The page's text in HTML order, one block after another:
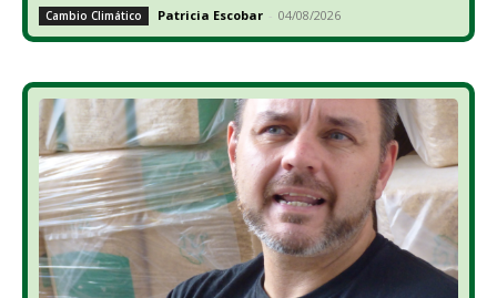
Cambio Climático Patricia Escobar - 04/08/2026